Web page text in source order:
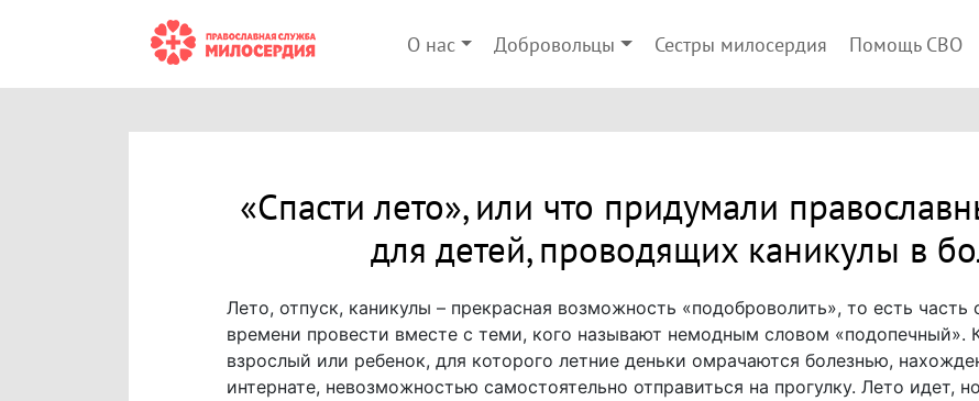
О нас Добровольцы Сестры милосердия Помощь СВО
«Спасти лето», или что придумали
для детей, проводящих каникулы в
Лето, отпуск, каникулы – прекрасная возможность «подоброволить», то есть часть
времени провести вместе с теми, кого называют немодным словом «подопечный».
взрослый или ребенок, для которого летние деньки омрачаются болезнью,
интернате, невозможностью самостоятельно отправиться на прогулку. Лето идет,